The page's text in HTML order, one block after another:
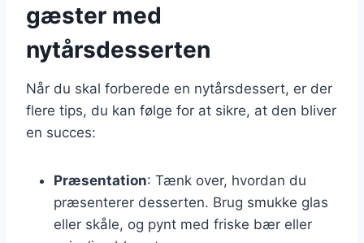
gæster med
nytårsdesserten
Når du skal forberede en nytårsdessert, er der
flere tips, du kan følge for at sikre, at den bliver
en succes:
Præsentation: Tænk over, hvordan du
præsenterer desserten. Brug smukke glas
eller skåle, og pynt med friske bær eller